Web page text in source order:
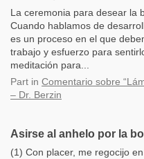
La ceremonia para desear la
Cuando hablamos de
es un proceso en el que
trabajo y esfuerzo para
meditación para...
Part in Comentario sobre
– Dr. Berzin
Asirse al anhelo por la
(1) Con placer, me regocijo